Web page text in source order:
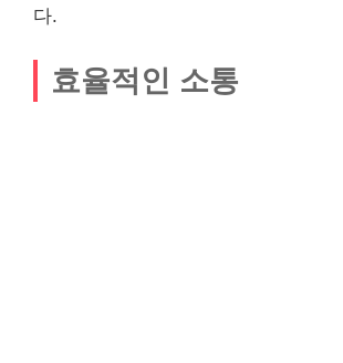
다.
효율적인 소통